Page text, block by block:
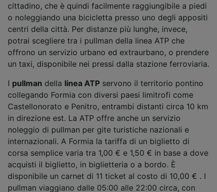
cittadino, che è quindi facilmente raggiungibile a piedi
o noleggiando una bicicletta presso uno degli appositi
centri della città. Per distanze più lunghe, invece,
potrai scegliere tra i pullman della linea ATP che
offrono un servizio urbano ed extraurbano, o prendere
un taxi, disponibile nei pressi dalla stazione ferroviaria.
I pullman della linea ATP servono il territorio pontino
collegando Formia con diversi paesi limitrofi come
Castellonorato e Penitro, entrambi distanti circa 10 km
in direzione est. La ATP offre anche un servizio
noleggio di pullman per gite turistiche nazionali e
internazionali. A Formia la tariffa di un biglietto di
corsa semplice varia tra 1,00 € e 1,50 € in base a dove
acquisti il biglietto, in biglietteria o a bordo. È
disponibile un carnet di 11 ticket al costo di 10,00 € . I
pullman viaggiano dalle 05:00 alle 22:00 circa, con